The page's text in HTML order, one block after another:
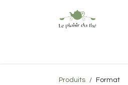
Produits Format